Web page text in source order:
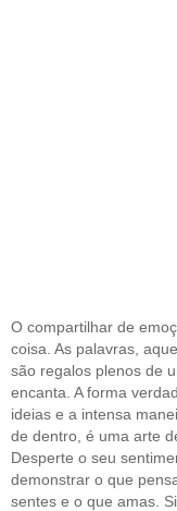
O compartilhar de
coisa. As palavras,
são regalos plenos de
encanta. A forma
ideias e a intensa
de dentro, é uma arte
Desperte o seu
demonstrar o que
sentes e o que amas.